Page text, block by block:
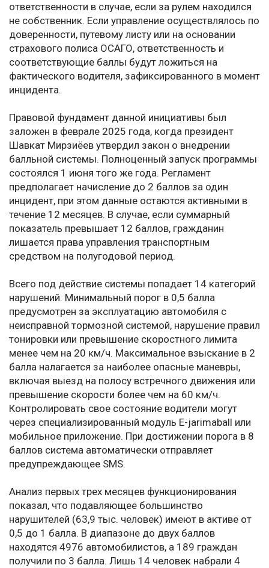
ответственности в случае, если за рулем находился
не собственник. Если управление осуществлялось по
доверенности, путевому листу или на основании
страхового полиса ОСАГО, ответственность и
соответствующие баллы будут ложиться на
фактического водителя, зафиксированного в момент
инцидента.
Правовой фундамент данной инициативы был
заложен в феврале 2025 года, когда президент
Шавкат Мирзиёев утвердил закон о внедрении
балльной системы. Полноценный запуск программы
состоялся 1 июня того же года. Регламент
предполагает начисление до 2 баллов за один
инцидент, при этом данные остаются активными в
течение 12 месяцев. В случае, если суммарный
показатель превышает 12 баллов, гражданин
лишается права управления транспортным
средством на полугодовой период.
Всего под действие системы попадает 14 категорий
нарушений. Минимальный порог в 0,5 балла
предусмотрен за эксплуатацию автомобиля с
неисправной тормозной системой, нарушение правил
тонировки или превышение скоростного лимита
менее чем на 20 км/ч. Максимальное взыскание в 2
балла налагается за наиболее опасные маневры,
включая выезд на полосу встречного движения или
превышение скорости более чем на 60 км/ч.
Контролировать свое состояние водители могут
через специализированный модуль E-jarimaball или
мобильное приложение. При достижении порога в 8
баллов система автоматически отправляет
предупреждающее SMS.
Анализ первых трех месяцев функционирования
показал, что подавляющее большинство
нарушителей (63,9 тыс. человек) имеют в активе от
0,5 до 1 балла. В диапазоне до двух баллов
находятся 4976 автомобилистов, а 189 граждан
получили по 3 балла. Лишь 14 человек набрали 4